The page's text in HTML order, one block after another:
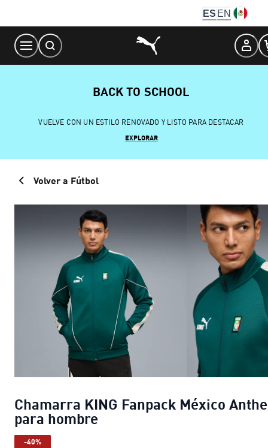
Content
ES EN
BACK TO SCHOOL
VUELVE CON UN ESTILO RENOVADO Y LISTO PARA DESTACAR
EXPLORAR
Volver a Fútbol
Chamarra KING Fanpack México
para hombre
-40%